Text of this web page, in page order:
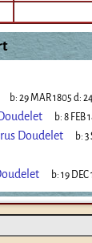
b:29 MAR 1805 d:
b:8 FEB
Doudelet b:3
b:19 DEC